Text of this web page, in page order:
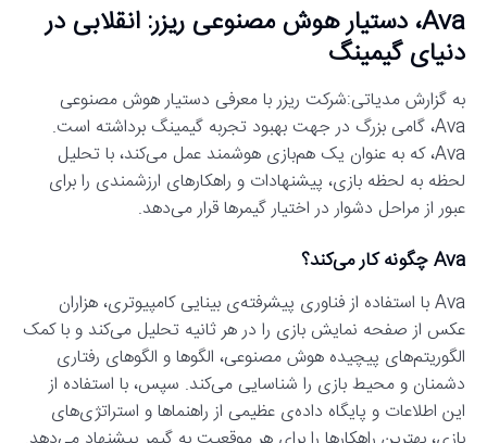
Ava، دستیار هوش مصنوعی ریزر: انقلابی در
دنیای گیمینگ
به گزارش مدیاتی:شرکت ریزر با معرفی دستیار هوش مصنوعی
Ava، گامی بزرگ در جهت بهبود تجربه گیمینگ برداشته است.
Ava، که به عنوان یک هم‌بازی هوشمند عمل می‌کند، با تحلیل
لحظه به لحظه بازی، پیشنهادات و راهکارهای ارزشمندی را برای
عبور از مراحل دشوار در اختیار گیمرها قرار می‌دهد.
Ava چگونه کار می‌کند؟
Ava با استفاده از فناوری پیشرفته‌ی بینایی کامپیوتری، هزاران
عکس از صفحه نمایش بازی را در هر ثانیه تحلیل می‌کند و با کمک
الگوریتم‌های پیچیده هوش مصنوعی، الگوها و الگوهای رفتاری
دشمنان و محیط بازی را شناسایی می‌کند. سپس، با استفاده از
این اطلاعات و پایگاه داده‌ی عظیمی از راهنماها و استراتژی‌های